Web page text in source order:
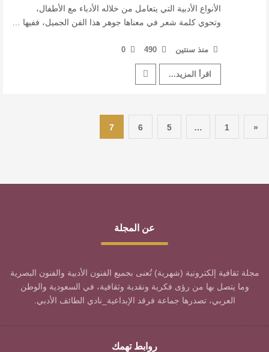
الأنواع الأدبية التي يتعامل من خلاله الأدباء مع الأطفال،
وتحوي كلمة شعر في معناها جوهر هذا الفن الجميل، ففيها …
منذ سنتين 490
0
اقرأ المزيد...
«
1
…
5
6
7
عن المجلة
مجلة ثقافية إلكترونية (شهرية) تُعنى بجميع الفنون الأدبية والفنون البصرية
وما يتصل بها من رؤى فكرية ونقدية وثقافية، في السعودية والوطن
العربي، تصدرها جماعة فرقد الإبداعية_نادي الطائف الأدبي.
روابط تهمك